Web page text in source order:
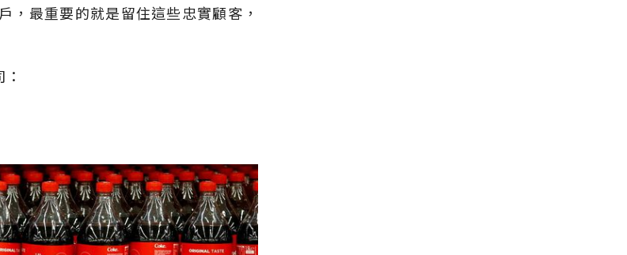
，最重要的就是留住這些忠實顧客，